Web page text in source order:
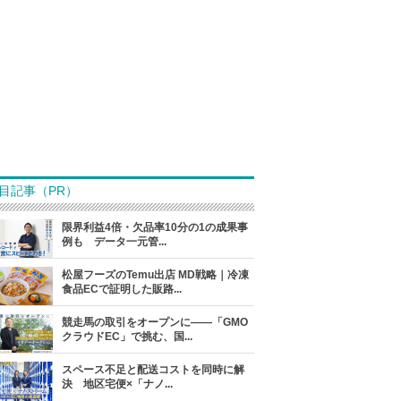
記事（PR）
限界利益4倍・欠品率10分の1の成果事
例も データ一元管...
松屋フーズのTemu出店 MD戦略｜冷凍
食品ECで証明した販路...
競走馬の取引をオープンに――「GMO
クラウドEC」で挑む、国...
スペース不足と配送コストを同時に解
決 地区宅便×「ナノ...